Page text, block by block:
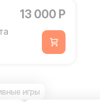
13 000 Р
игры